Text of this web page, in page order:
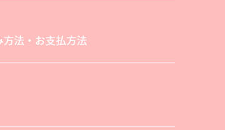
法・お支払方法